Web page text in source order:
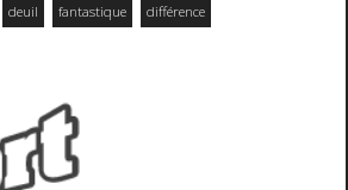
deuil fantastique différence